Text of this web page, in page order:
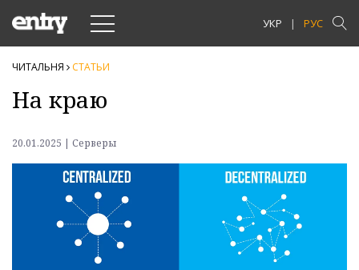
Toggle
navigation УКР РУС
ЧИТАЛЬНЯ СТАТЬИ
На краю
20.01.2025 | Серверы